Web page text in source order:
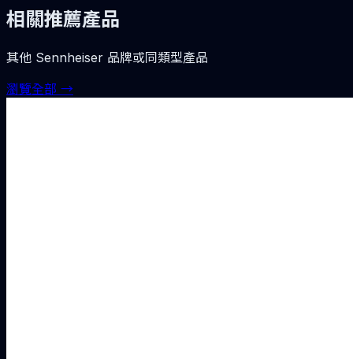
相關推薦產品
其他 Sennheiser 品牌或同類型產品
瀏覽全部 →